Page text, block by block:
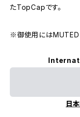
たTopCapです。
※御使用にはMUTED
日